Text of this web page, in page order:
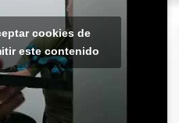
cookies de
este contenido